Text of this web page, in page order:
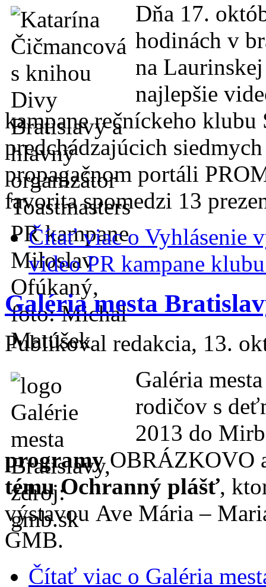
Dňa 17.
hodinách v
na
najlepšie
kampane rečníckeho klubu
predchádzajúcich
propagačnom portáli
favorita spomedzi 13
Čítať viaco Vyhlásenie
video PR kampane
Galéria mesta
Publikoval redakcia, 13.
Galéria
rodičov s
2013 do
programyOBRÁZKOVO
témuOchranný plášť,
výstavou Ave Mária –
GMB.
Čítať viac o Galéria